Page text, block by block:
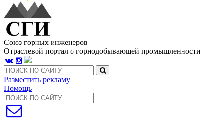
Союз горных инженеров
Отраслевой портал о горнодобывающей промышленности
Разместить рекламу
Помощь